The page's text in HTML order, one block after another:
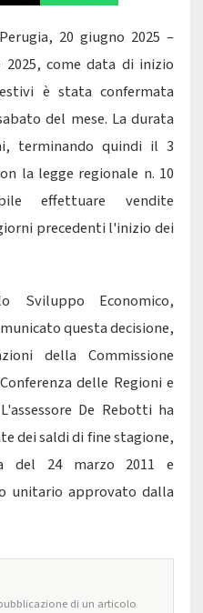
20 giugno 2025 –
2025, come data di inizio
è stata confermata
del mese. La durata
terminando quindi il 3
la legge regionale n. 10
effettuare vendite
precedenti l'inizio dei
Sviluppo Economico,
questa decisione,
della Commissione
delle Regioni e
De Rebotti ha
dei saldi di fine stagione,
del 24 marzo 2011 e
unitario approvato dalla
di un articolo